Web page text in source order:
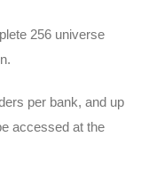
256 universe
per bank, and up
accessed at the